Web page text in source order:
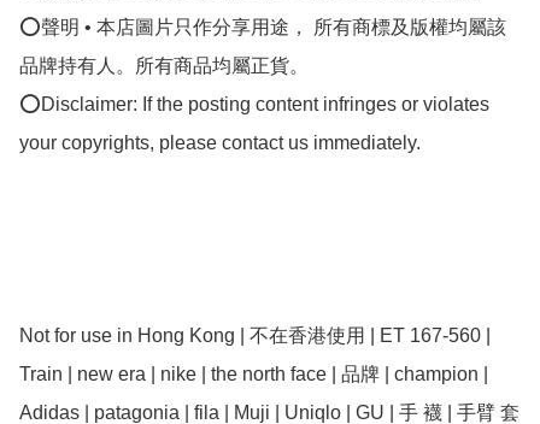
⭕聲明 • 本店圖片只作分享用途， 所有商標及版權均屬該
品牌持有人。所有商品均屬正貨。
⭕Disclaimer: If the posting content infringes or violates
your copyrights, please contact us immediately.
Not for use in Hong Kong | 不在香港使用 | ET 167-560 |
Train | new era | nike | the north face | 品牌 | champion |
Adidas | patagonia | fila | Muji | Uniqlo | GU | 手 襪 | 手臂 套